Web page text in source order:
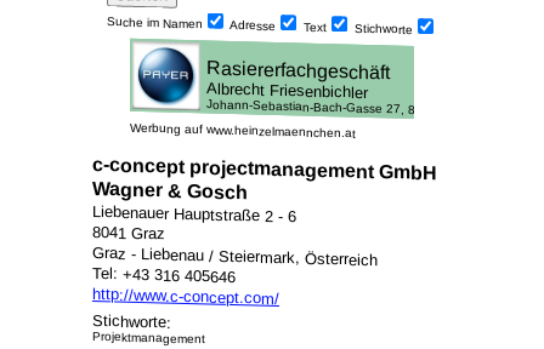
Suche im Namen Adresse Text Stich­worte
Werbung auf www.heinzelmaennchen.at
c-concept projectmanagement GmbH
Wagner & Gosch
Liebenauer Hauptstraße 2 - 6
8041 Graz
Graz - Liebenau / Steiermark, Österreich
Tel: +43 316 405646
http://www.c-concept.com/
Stichworte:
Projektmanagement